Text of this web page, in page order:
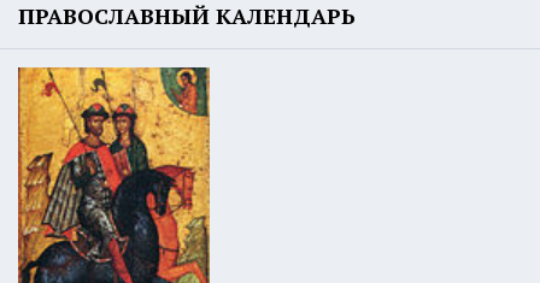
ПРАВОСЛАВНЫЙ КАЛЕНДАРЬ